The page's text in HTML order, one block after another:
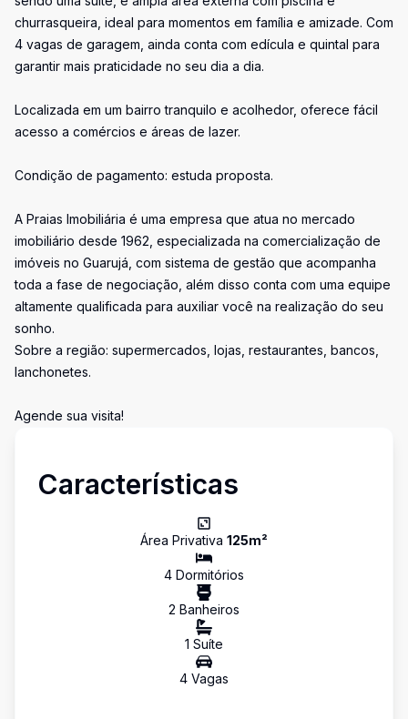
churrasqueira, ideal para momentos em família e amizade. Com
4 vagas de garagem, ainda conta com edícula e quintal para
garantir mais praticidade no seu dia a dia.
Localizada em um bairro tranquilo e acolhedor, oferece fácil
acesso a comércios e áreas de lazer.
Condição de pagamento: estuda proposta.
A Praias Imobiliária é uma empresa que atua no mercado
imobiliário desde 1962, especializada na comercialização de
imóveis no Guarujá, com sistema de gestão que acompanha
toda a fase de negociação, além disso conta com uma equipe
altamente qualificada para auxiliar você na realização do seu
sonho.
Sobre a região: supermercados, lojas, restaurantes, bancos,
lanchonetes.
Agende sua visita!
Características
Área Privativa 125m²
4 Dormitórios
2 Banheiros
1 Suíte
4 Vagas